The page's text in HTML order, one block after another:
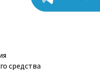
средства